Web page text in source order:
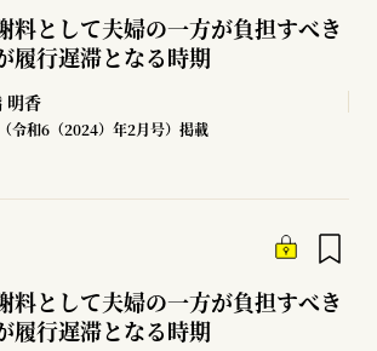
料として夫婦の一方が負担すべき
履行遅滞となる時期
明香
令和6（2024）年2月号）掲載
料として夫婦の一方が負担すべき
履行遅滞となる時期